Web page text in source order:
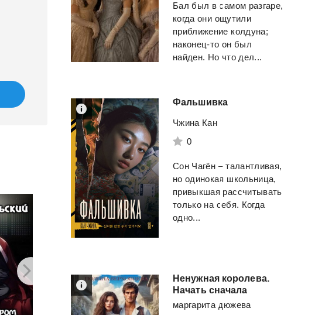
Бал был в самом разгаре,
когда они ощутили
приближение колдуна;
наконец-то он был
найден. Но что дел...
Фальшивка
Чжина Кан
0
Сон Чагён – талантливая,
но одинокая школьница,
привыкшая рассчитывать
только на себя. Когда
одно...
Ненужная королева.
Начать сначала
маргарита дюжева